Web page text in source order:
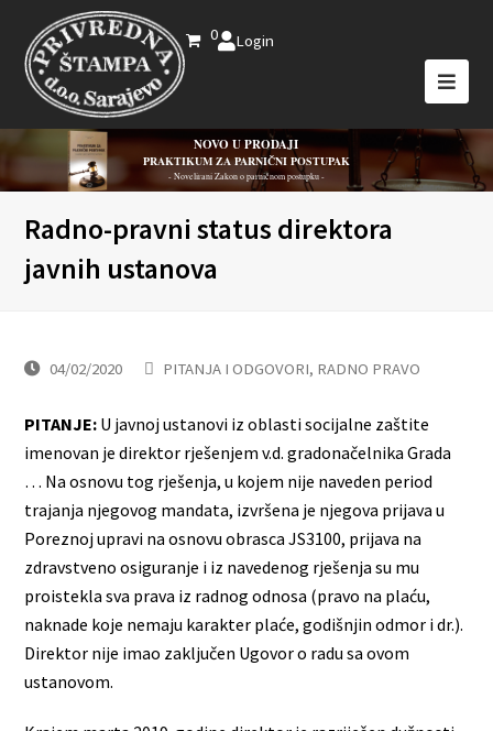
0 Login
NOVO U PRODAJI
PRAKTIKUM ZA PARNIČNI POSTUPAK
- Novelirani Zakon o parničnom postupku -
Radno-pravni status direktora
javnih ustanova
04/02/2020 PITANJA I ODGOVORI, RADNO PRAVO
PITANJE: U javnoj ustanovi iz oblasti socijalne zaštite
imenovan je direktor rješenjem v.d. gradonačelnika Grada
… Na osnovu tog rješenja, u kojem nije naveden period
trajanja njegovog mandata, izvršena je njegova prijava u
Poreznoj upravi na osnovu obrasca JS3100, prijava na
zdravstveno osiguranje i iz navedenog rješenja su mu
proistekla sva prava iz radnog odnosa (pravo na plaću,
naknade koje nemaju karakter plaće, godišnjin odmor i dr.).
Direktor nije imao zaključen Ugovor o radu sa ovom
ustanovom.